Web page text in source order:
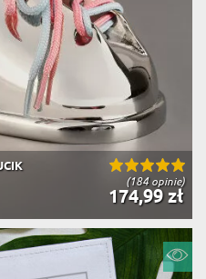
(184 opinie)
174,99 zł